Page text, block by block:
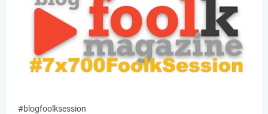
#blogfoolksession